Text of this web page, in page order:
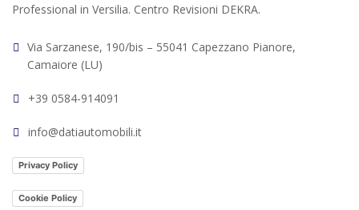
Professional in Versilia. Centro Revisioni DEKRA.
Via Sarzanese, 190/bis – 55041 Capezzano Pianore,
Camaiore (LU)
+39 0584-914091
info@datiautomobili.it
Privacy Policy
Cookie Policy